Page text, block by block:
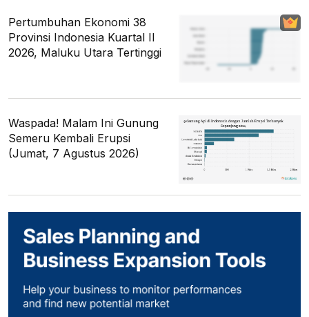
Pertumbuhan Ekonomi 38
Provinsi Indonesia Kuartal II
2026, Maluku Utara Tertinggi
Waspada! Malam Ini Gunung
Semeru Kembali Erupsi
(Jumat, 7 Agustus 2026)